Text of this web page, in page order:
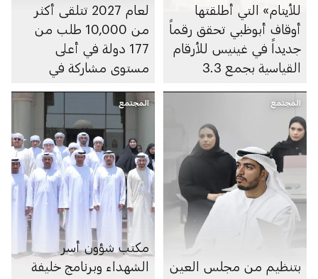
للأيتام» التي أطلقتها
أوقاف أبوظبي تحقق رقماً
جديداً في غينيس للأرقام
القياسية بجمع 3.3
لعام 2027 تتلقى أكثر
من 10,000 طلب من
177 دولة في أعلى
مستوى مشاركة في
المجتمع
بتنظيم من مجلس العين
المجتمع
مكتب شؤون أسر
الشهداء وبرنامج خليفة